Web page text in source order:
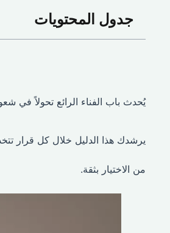
جدول المحتويات
يُحدث باب الفناء الرائع تحولاً في
يرشدك هذا الدليل خلال كل قرار
من الاختيار بثقة.